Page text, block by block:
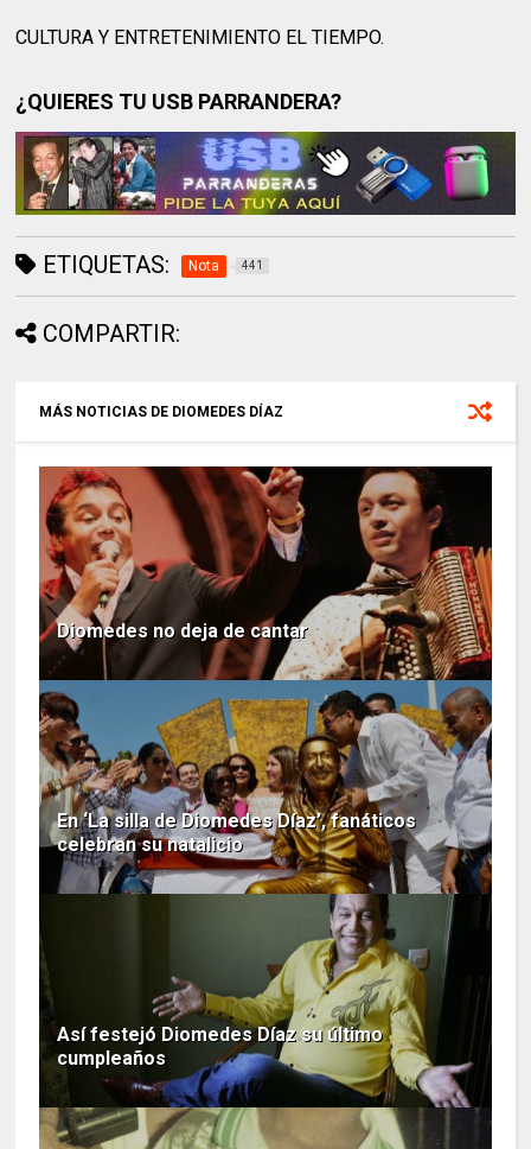
CULTURA Y ENTRETENIMIENTO EL TIEMPO.
¿QUIERES TU USB PARRANDERA?
ETIQUETAS: Nota 441
COMPARTIR:
MÁS NOTICIAS DE DIOMEDES DÍAZ
Diomedes no deja de cantar
En ‘La silla de Diomedes Díaz’, fanáticos
celebran su natalicio
Así festejó Diomedes Díaz su último
cumpleaños